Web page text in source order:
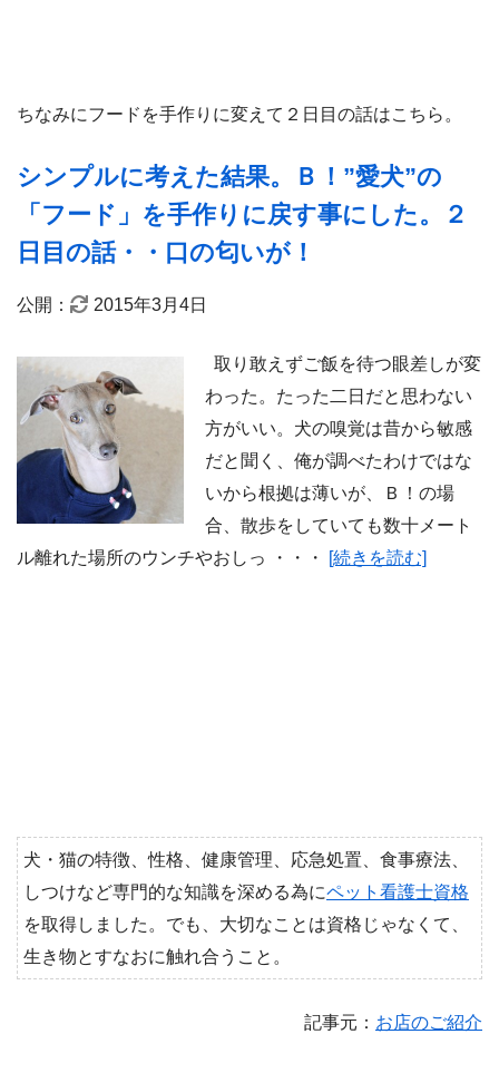
ちなみにフードを手作りに変えて２日目の話はこちら。
シンプルに考えた結果。Ｂ！”愛犬”の
「フード」を手作りに戻す事にした。２
日目の話・・口の匂いが！
公開： 2015年3月4日
取り敢えずご飯を待つ眼差しが変
わった。たった二日だと思わない
方がいい。犬の嗅覚は昔から敏感
だと聞く、俺が調べたわけではな
いから根拠は薄いが、Ｂ！の場
合、散歩をしていても数十メート
ル離れた場所のウンチやおしっ ・・・
[続きを読む]
犬・猫の特徴、性格、健康管理、応急処置、食事療法、
しつけなど専門的な知識を深める為にペット看護士資格
を取得しました。でも、大切なことは資格じゃなくて、
生き物とすなおに触れ合うこと。
記事元： お店のご紹介